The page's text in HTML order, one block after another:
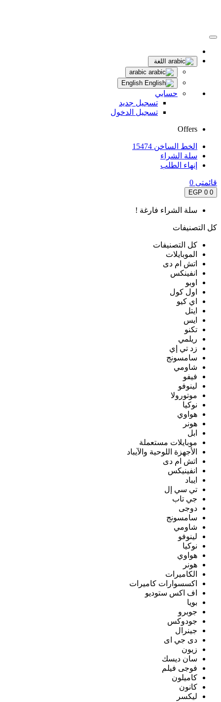
اللغة
حسابي
تسجيل جديد
تسجيل الدخول
Offers
الخط الساخن 15474
سلة الشراء
إنهاء الطلب
قائمتى 0
0
0 EGP
سلة الشراء فارغة !
كل التصنيفات
كل التصنيفات
الموبايلات
اتش ام دى
انفينكس
اوبو
اول كول
اي كيو
ايتل
ايس
تكنو
ريلمي
زد تي إي
سامسونج
شاومي
فيفو
لينوفو
موتورولا
نوكيا
هواوي
هونر
ابل
موبايلات مستعملة
الأجهزة اللوحية والآيباد
اتش ام دى
انفينيكس
ايباد
تي سي إل
جي تاب
دوجى
سامسونج
شاومي
لينوفو
نوكيا
هواوي
هونر
الكاميرات
اكسسوارات كاميرات
اف اكس ستوديو
بويا
جوبرو
جودوكس
جينرال
دى جي اى
زيون
سان ديسك
فوجى فيلم
كاميلون
كانون
ليكسر